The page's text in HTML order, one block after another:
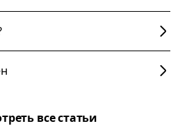
все статьи